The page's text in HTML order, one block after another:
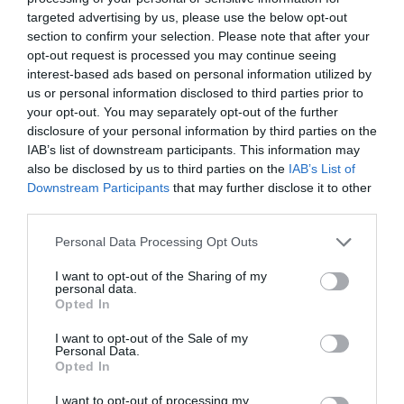
targeted advertising by us, please use the below opt-out
section to confirm your selection. Please note that after your
opt-out request is processed you may continue seeing
interest-based ads based on personal information utilized by
us or personal information disclosed to third parties prior to
your opt-out. You may separately opt-out of the further
disclosure of your personal information by third parties on the
IAB’s list of downstream participants. This information may
also be disclosed by us to third parties on the IAB’s List of
Downstream Participants that may further disclose it to other
Please note that this website/app uses one or more Google
not limited to your visit or usage behaviour. You may click to
grant or deny consent to Google and its third-party tags to
use your data for below specified purposes in below Google
consent section.
Personal Data Processing Opt Outs
I want to opt-out of the Sharing of my
personal data.
Opted In
I want to opt-out of the Sale of my
Personal Data.
Opted In
I want to opt-out of processing my
Τελεβάντου- διαπιστώθηκαν ακόμα παλαιότερες
βραχογραφίες, γεγονός που αποδεικνύει τη μακρά
παράδοση χρήσης του χώρου για τη χάραξη
παραστάσεων.»
Σημ.: Το«εν Άνδρω» έχει συνεργαστεί αρκετές φορές
με την Χριστίνα Τελεβάντου. Ας μην ξεχνάτε πως
ακόμα και το σήμα της ιστοσελίδας μας είναι από